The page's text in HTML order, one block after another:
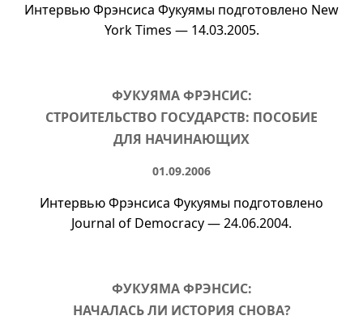
Интервью Фрэнсиса Фукуямы подготовлено New
York Times — 14.03.2005.
ФУКУЯМА ФРЭНСИС:
СТРОИТЕЛЬСТВО ГОСУДАРСТВ: ПОСОБИЕ
ДЛЯ НАЧИНАЮЩИХ
01.09.2006
Интервью Фрэнсиса Фукуямы подготовлено
Journal of Democracy — 24.06.2004.
ФУКУЯМА ФРЭНСИС:
НАЧАЛАСЬ ЛИ ИСТОРИЯ СНОВА?